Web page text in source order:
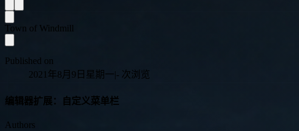
Town of Windmill
Published on
2021年8月9日星期一|- 次浏览
编辑器扩展：自定义菜单栏
Authors